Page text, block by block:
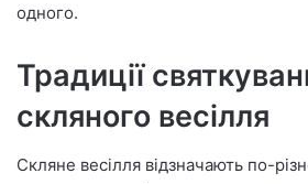
одного.
Традиції
скляного весілля
Скляне весілля відзначають по-